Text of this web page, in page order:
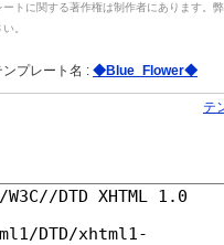
トに関する著作権は制作者にあります。
。
ンプレート名 : ◆Blue_Flower◆
テ